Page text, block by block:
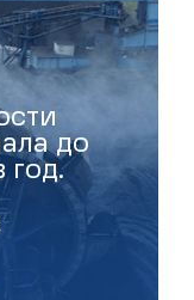
до
год.